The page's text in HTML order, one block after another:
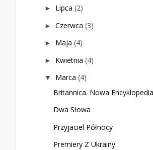
► Lipca (2)
► Czerwca (3)
► Maja (4)
► Kwietnia (4)
▼ Marca (4)
Britannica. Nowa
Dwa Słowa
Przyjaciel Północy
Premiery Z Ukrainy